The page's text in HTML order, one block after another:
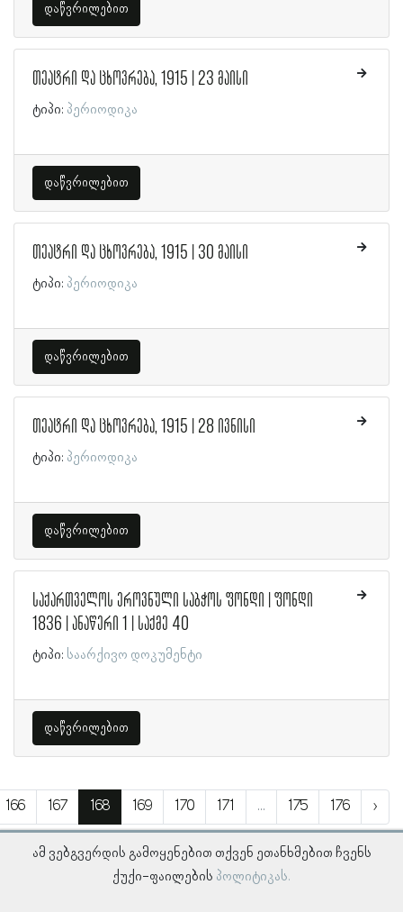
დაწვრილებით
თეატრი და ცხოვრება, 1915 | 23 მაისი
ტიპი: პერიოდიკა
დაწვრილებით
თეატრი და ცხოვრება, 1915 | 30 მაისი
ტიპი: პერიოდიკა
დაწვრილებით
თეატრი და ცხოვრება, 1915 | 28 ივნისი
ტიპი: პერიოდიკა
დაწვრილებით
საქართველოს ეროვნული საბჭოს ფონდი | ფონდი
1836 | ანაწერი 1 | საქმე 40
ტიპი: საარქივო დოკუმენტი
დაწვრილებით
166 167 168 169 170 171 ... 175 176 ›
ამ ვებგვერდის გამოყენებით თქვენ ეთანხმებით ჩვენს
ქუქი-ფაილების პოლიტიკას.